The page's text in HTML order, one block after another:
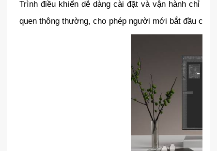
Trình điều khiển dễ dàng cài đặt và vận hành chỉ
quen thông thường, cho phép người mới bắt đầu có